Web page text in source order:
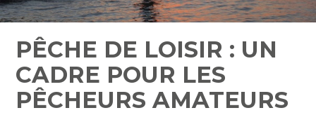
PÊCHE DE LOISIR : UN
CADRE POUR LES
PÊCHEURS AMATEURS